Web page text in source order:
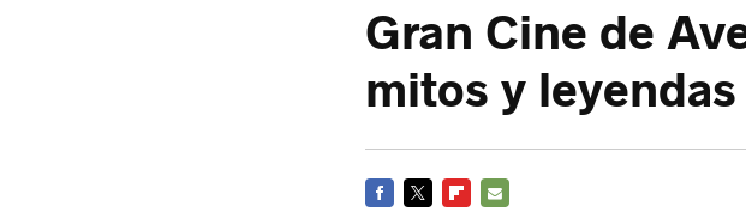
Gran Cine de
mitos y leyendas